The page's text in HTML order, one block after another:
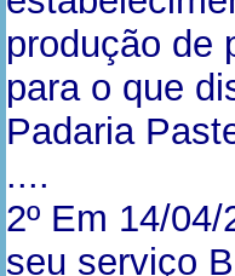
produção de
para o que
Padaria
....
2º Em 14/
seu serviço